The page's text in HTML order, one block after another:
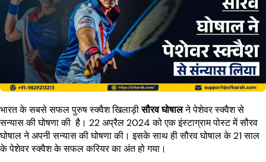
भारत के सबसे सफल पुरुष स्क्वैश खिलाड़ीसौरव घोषालने पेशेवर स्क्वैश से
सन्यास की घोषणा की है। 22 अप्रैल 2024 को एक इंस्टाग्राम पोस्ट में सौरव
घोषाल ने अपनी सन्यास की घोषणा की। इसके साथ ही सौरव घोषाल के 21 साल
के पेशेवर स्क्वैश के सफल करियर का अंत हो गया।